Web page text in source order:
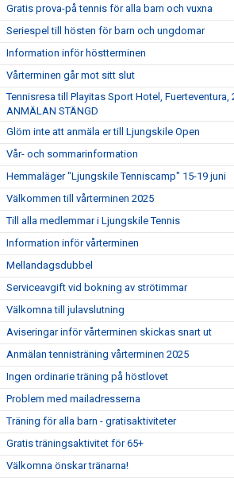
Gratis prova-på tennis för alla barn och vuxna
Seriespel till hösten för barn och ungdomar
Information inför höstterminen
Vårterminen går mot sitt slut
Tennisresa till Playitas Sport Hotel, Fuerteventura,
ANMÄLAN STÄNGD
Glöm inte att anmäla er till Ljungskile Open
Vår- och sommarinformation
Hemmaläger "Ljungskile Tenniscamp" 15-19 juni
Välkommen till vårterminen 2025
Till alla medlemmar i Ljungskile Tennis
Information inför vårterminen
Mellandagsdubbel
Serviceavgift vid bokning av strötimmar
Välkomna till julavslutning
Aviseringar inför vårterminen skickas snart ut
Anmälan tennisträning vårterminen 2025
Ingen ordinarie träning på höstlovet
Problem med mailadresserna
Träning för alla barn - gratisaktiviteter
Gratis träningsaktivitet för 65+
Välkomna önskar tränarna!